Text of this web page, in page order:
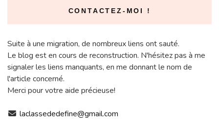
CONTACTEZ-MOI !
Suite à une migration, de nombreux liens ont sauté.
Le blog est en cours de reconstruction. N'hésitez pas à me
signaler les liens manquants, en me donnant le nom de
l'article concerné.
Merci pour votre aide précieuse!
laclassededefine@gmail.com